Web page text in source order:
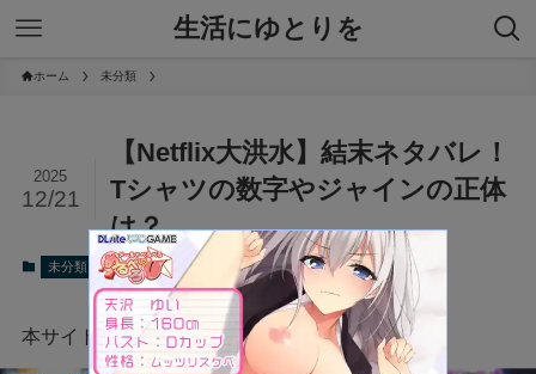
生活にゆとりを
ホーム 未分類
【Netflix大洪水】結末ネタバレ！
Tシャツの数字やジャインの正体
は？
2025
12/21
未分類 2025年12月21日
本サイトにはプロモーションが含まれています。